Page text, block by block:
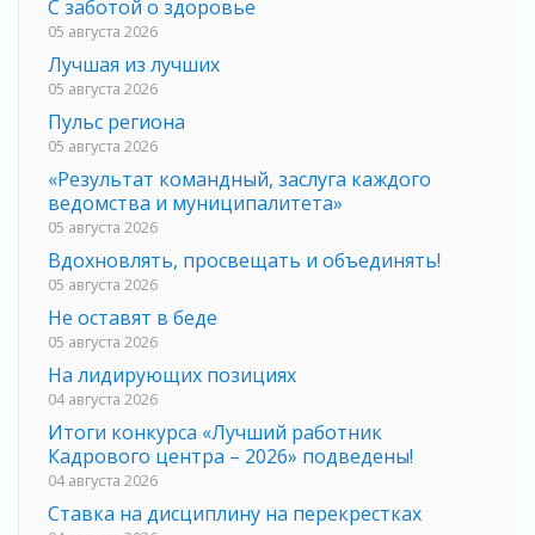
С заботой о здоровье
05 августа 2026
Лучшая из лучших
05 августа 2026
Пульс региона
05 августа 2026
«Результат командный, заслуга каждого
ведомства и муниципалитета»
05 августа 2026
Вдохновлять, просвещать и объединять!
05 августа 2026
Не оставят в беде
05 августа 2026
На лидирующих позициях
04 августа 2026
Итоги конкурса «Лучший работник
Кадрового центра – 2026» подведены!
04 августа 2026
Ставка на дисциплину на перекрестках